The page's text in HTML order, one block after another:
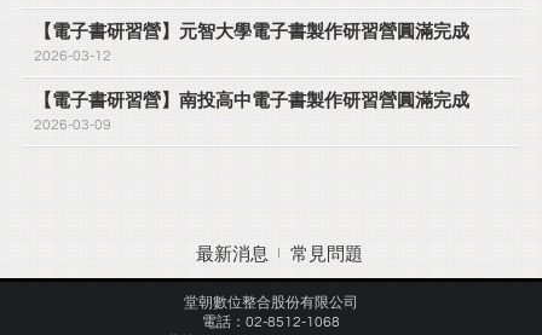
【電子書研習營】元智大學電子書製作研習營圓滿完成
2026-03-12
【電子書研習營】南投高中電子書製作研習營圓滿完成
2026-03-09
最新消息 常見問題
堂朝數位整合股份有限公司
電話：02-8512-1068